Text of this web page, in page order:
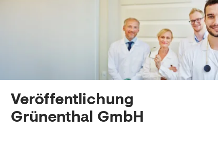
Veröffentlich­ung
Grünenthal GmbH